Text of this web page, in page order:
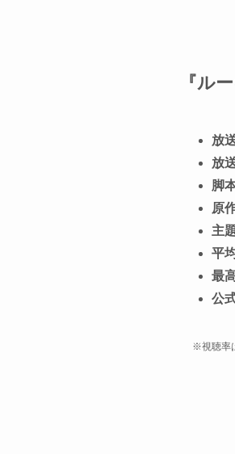
『ル
放
放
脚
原
主
平
最
公
※視聴率